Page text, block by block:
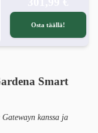
Osta täällä!
Smart
kanssa ja